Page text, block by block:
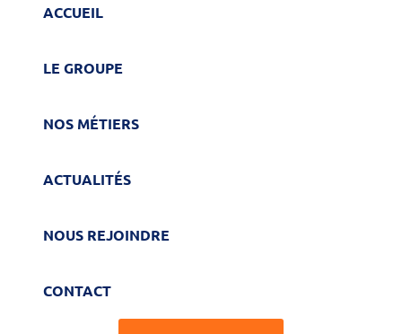
ACCUEIL
LE GROUPE
NOS MÉTIERS
ACTUALITÉS
NOUS REJOINDRE
CONTACT